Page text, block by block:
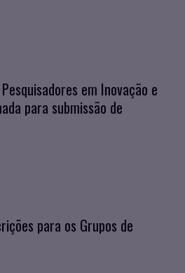
em Inovação e
para submissão de
para os Grupos de